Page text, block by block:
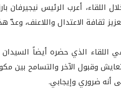
اللقاء، أعرب الرئيس
ثقافة الاعتدال واللاعنف،
اللقاء الذي حضره أيضاً السيدان
وقبول الآخر والتسامح بين
أنه ضروري وإيجابي.